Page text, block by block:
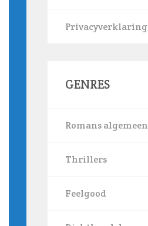
Privacyverklaring
GENRES
Romans algemeen
Thrillers
Feelgood